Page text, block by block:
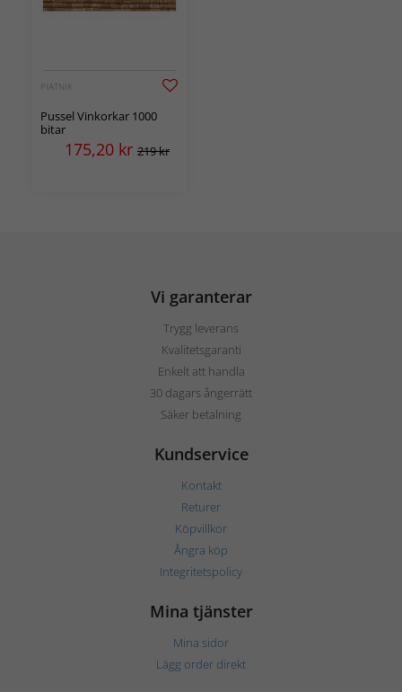
PIATNIK
Pussel Vinkorkar 1000
bitar
175,20 kr 219 kr
Vi garanterar
Trygg leverans
Kvalitetsgaranti
Enkelt att handla
30 dagars ångerrätt
Säker betalning
Kundservice
Kontakt
Returer
Köpvillkor
Ångra köp
Integritetspolicy
Mina tjänster
Mina sidor
Lägg order direkt